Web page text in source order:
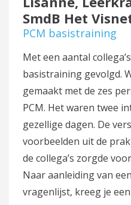
SmdB Het
PCM basistraining
Met een aantal
basistraining gevolgd.
gemaakt met de zes
PCM. Het waren twee
gezellige dagen. De
voorbeelden uit de
de collega’s zorgde
Naar aanleiding van
vragenlijst, kreeg je